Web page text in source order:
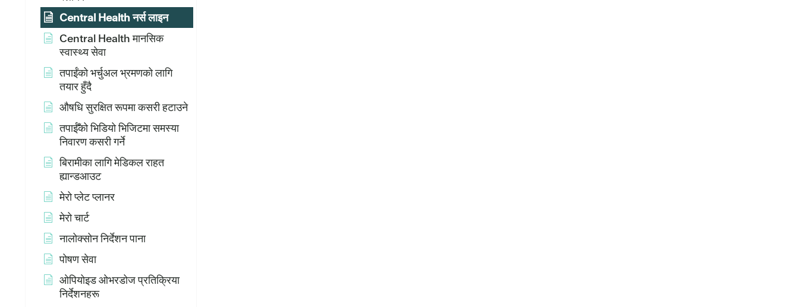
Central Health नर्स लाइन
Central Health मानसिक
स्वास्थ्य सेवा
तपाईंको भर्चुअल भ्रमणको लागि
तयार हुँदै
औषधि सुरक्षित रूपमा कसरी हटाउने
तपाईँको भिडियो भिजिटमा समस्या
निवारण कसरी गर्ने
बिरामीका लागि मेडिकल राहत
ह्यान्डआउट
मेरो प्लेट प्लानर
मेरो चार्ट
नालोक्सोन निर्देशन पाना
पोषण सेवा
ओपियोइड ओभरडोज प्रतिक्रिया
निर्देशनहरू